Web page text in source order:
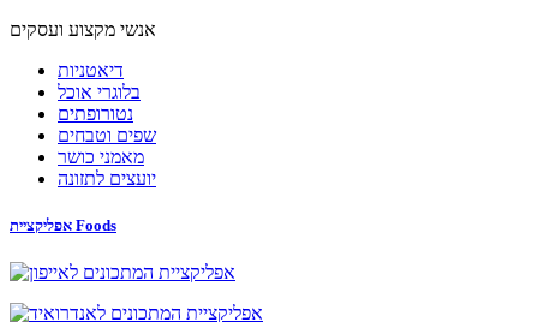
אנשי מקצוע ועסקים
דיאטניות
בלוגרי אוכל
נטורופתים
שפים וטבחים
מאמני כושר
יועצים לתזונה
אפליקציית Foods